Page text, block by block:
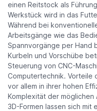
einen Reitstock als
Werkstück wird in das
Während bei
Arbeitsgänge wie das
Spannvorgänge per Hand
Kurbeln und Vorschübe
Steuerung von CNC-
Computertechnik. Vorteile
vor allem in ihrer hohen
Komplexität der
3D-Formen lassen sich mit